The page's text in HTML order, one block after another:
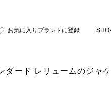
お気に入りブランドに登録
ード レリュームのジャ